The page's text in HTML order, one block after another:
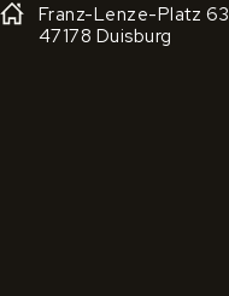
Franz-Lenze-Platz 63
47178 Duisburg